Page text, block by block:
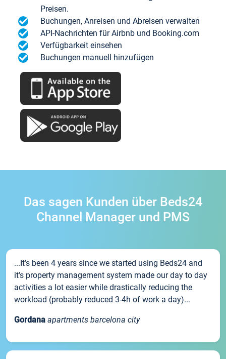
Preisen.
Buchungen, Anreisen und Abreisen verwalten
API-Nachrichten für Airbnb und Booking.com
Verfügbarkeit einsehen
Buchungen manuell hinzufügen
Das sagen Kunden über Beds24
Channel Manager und PMS
...It’s been 4 years since we started using Beds24 and
it’s property management system made our day to day
activities a lot easier while drastically reducing the
workload (probably reduced 3-4h of work a day)...
Gordana apartments barcelona city